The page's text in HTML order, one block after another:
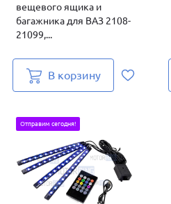
вещевого ящика и
багажника для ВАЗ 2108-
21099,...
В корзину
Отправим сегодня!